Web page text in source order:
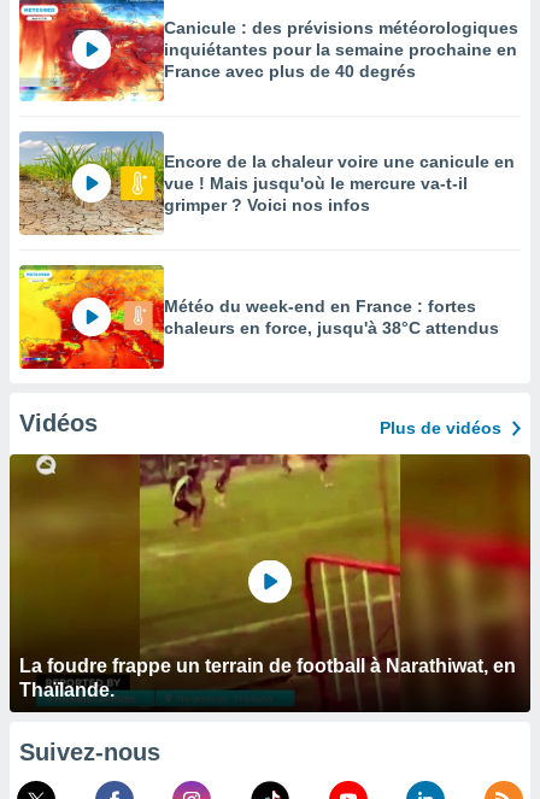
Canicule : des prévisions météorologiques
inquiétantes pour la semaine prochaine en
France avec plus de 40 degrés
Encore de la chaleur voire une canicule en
vue ! Mais jusqu'où le mercure va-t-il
grimper ? Voici nos infos
Météo du week-end en France : fortes
chaleurs en force, jusqu'à 38°C attendus
Vidéos Plus de vidéos
La foudre frappe un terrain de football à Narathiwat, en
Thaïlande.
Suivez-nous